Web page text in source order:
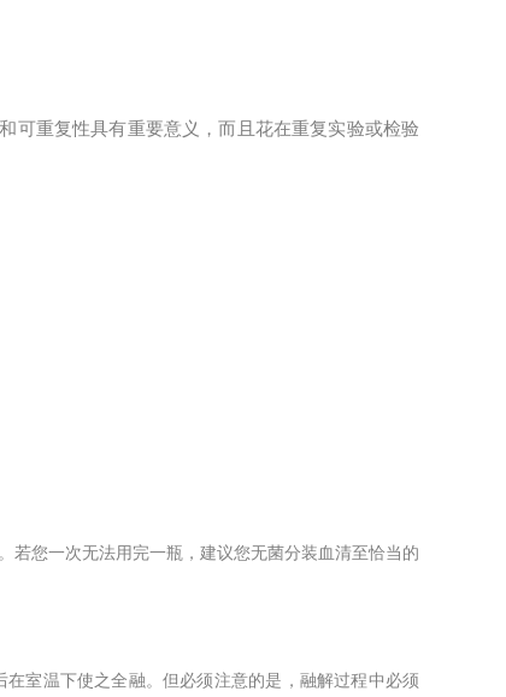
可重复性具有重要意义，而且花在重复实验或检验
您一次无法用完一瓶，建议您无菌分装血清至恰当的
室温下使之全融。但必须注意的是，融解过程中必须